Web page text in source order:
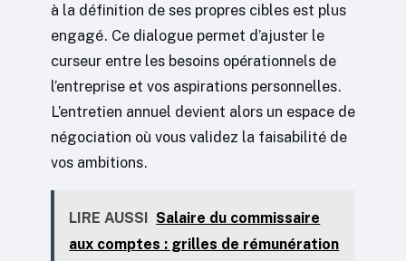
à la définition de ses propres cibles est plus
engagé. Ce dialogue permet d’ajuster le
curseur entre les besoins opérationnels de
l’entreprise et vos aspirations personnelles.
L’entretien annuel devient alors un espace de
négociation où vous validez la faisabilité de
vos ambitions.
LIRE AUSSI Salaire du commissaire
aux comptes : grilles de rémunération